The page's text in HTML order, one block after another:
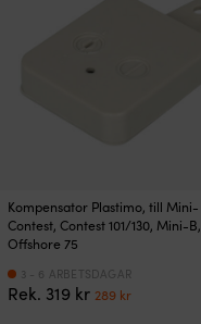
Kompensator Plastimo, till Mini-
Contest, Contest 101/130, Mini-B,
Offshore 75
Rek. 319 kr Det
289 krDet
3 - 6 ARBETSDAGAR